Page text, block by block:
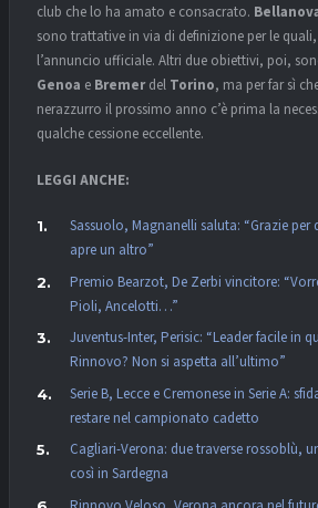
club che lo ha amato e consacrato.
sono trattative in via di definizione per le
l’annuncio ufficiale. Altri due obiettivi, poi,
Genoa e Bremerdel Torino, ma per far sì
nerazzurro il prossimo anno c’è prima la
qualche cessione eccellente.
LEGGI ANCHE:
Sassuolo, Magnanelli saluta: “Grazie
apre un altro”
Premio Bearzot, De Zerbi vincitore:
Pioli, Ancelotti…”
Juventus-Inter, Perisic: “Leader facile in
Rinnovo? Non si aspetta all’ultimo”
Serie B, Lecce e Cremonese in Serie A:
restare nel campionato cadetto
Cagliari-Verona: due traverse rossoblù,
così in Sardegna